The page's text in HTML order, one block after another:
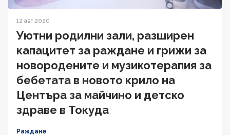
12 авг 2020
Уютни родилни зали, разширен
капацитет за раждане и грижи за
новородените и музикотерапия за
бебетата в новото крило на
Центъра за майчино и детско
здраве в Токуда
Раждане